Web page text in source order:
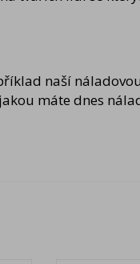
naší
máte dnes